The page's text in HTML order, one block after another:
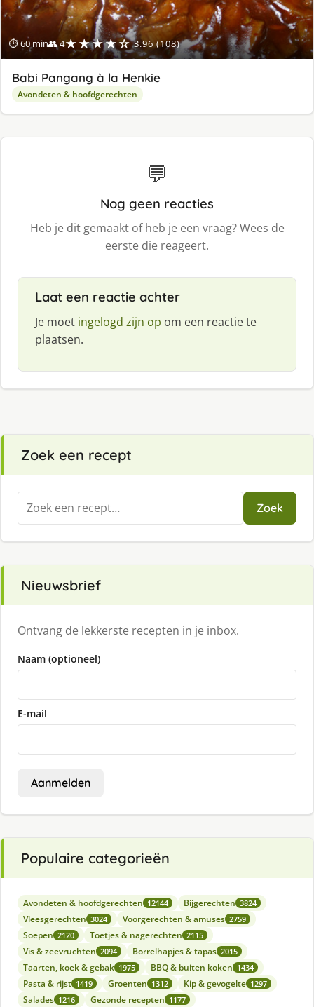
⏱ 60 min👥 4★★★★☆ 3.96 (108)
Babi Pangang à la Henkie
Avondeten & hoofdgerechten
💬
Nog geen reacties
Heb je dit gemaakt of heb je een vraag? Wees de
eerste die reageert.
Laat een reactie achter
Je moet ingelogd zijn op om een reactie te
plaatsen.
Zoek een recept
Zoeken
naar:
Zoek
Nieuwsbrief
Ontvang de lekkerste recepten in je inbox.
Naam (optioneel)
E-mail
Aanmelden
Populaire categorieën
Avondeten & hoofdgerechten 12144 Bijgerechten 3824
Vleesgerechten 3024 Voorgerechten & amuses 2759
Soepen 2120 Toetjes & nagerechten 2115
Vis & zeevruchten 2094 Borrelhapjes & tapas 2015
Taarten, koek & gebak 1975 BBQ & buiten koken 1434
Pasta & rijst 1419 Groenten 1312 Kip & gevogelte 1297
Salades 1216 Gezonde recepten 1177